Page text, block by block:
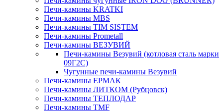
Печи-камины KRATKI
Печи-камины MBS
Печи-камины TIM SISTEM
Печи-камины Prometall
Печи-камины ВЕЗУВИЙ
Печи-камины Везувий (котловая сталь марки
09Г2С)
Чугунные печи-камины Везувий
Печи-камины ЕРМАК
Печи-камины ЛИТКОМ (Рубцовск)
Печи-камины ТЕПЛОДАР
Печи-камины TMF